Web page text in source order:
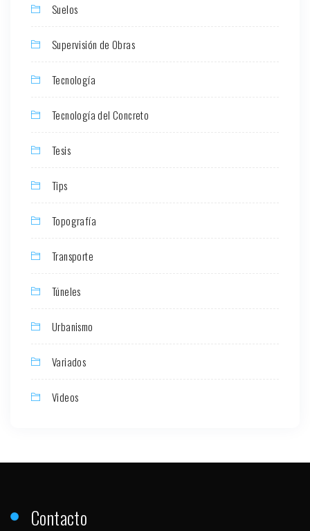
Suelos
Supervisión de Obras
Tecnología
Tecnología del Concreto
Tesis
Tips
Topografía
Transporte
Túneles
Urbanismo
Variados
Videos
Contacto